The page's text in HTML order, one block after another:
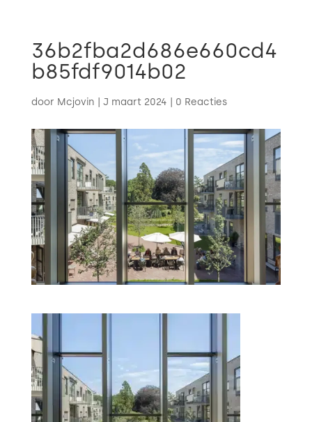
36b2fba2d686e660cd4
b85fdf9014b02
door Mcjovin J maart 2024 0 Reacties